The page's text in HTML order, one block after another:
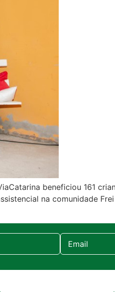
beneficiou 161
na comunidade